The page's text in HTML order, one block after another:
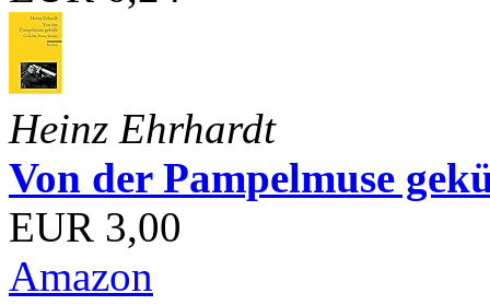
Heinz Ehrhardt
Von der Pampelmuse
EUR 3,00
Amazon